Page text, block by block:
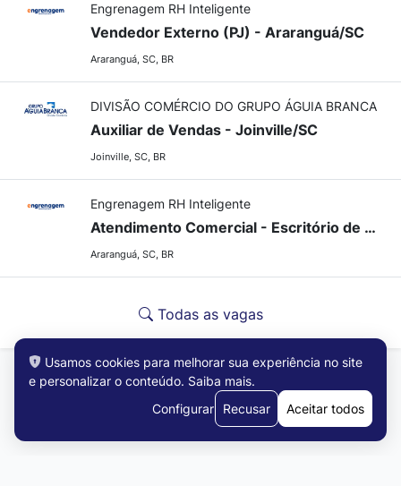
Engrenagem RH Inteligente
Vendedor Externo (PJ) - Araranguá/SC
Araranguá, SC, BR
DIVISÃO COMÉRCIO DO GRUPO ÁGUIA BRANCA
Auxiliar de Vendas - Joinville/SC
Joinville, SC, BR
Engrenagem RH Inteligente
Atendimento Comercial - Escritório de Advocacia
Araranguá, SC, BR
Todas as vagas
Usamos cookies para melhorar sua experiência no site
e personalizar o conteúdo. Saiba mais.
Configurar
Recusar Aceitar todos